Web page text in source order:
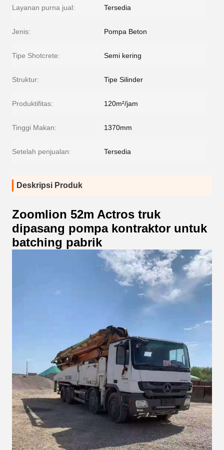
Layanan purna jual: Tersedia
Jenis: Pompa Beton
Tipe Shotcrete: Semi kering
Struktur: Tipe Silinder
Produktifitas: 120m²/jam
Tinggi Makan: 1370mm
Setelah penjualan: Tersedia
Deskripsi Produk
Zoomlion 52m Actros truk
dipasang pompa kontraktor untuk
batching pabrik